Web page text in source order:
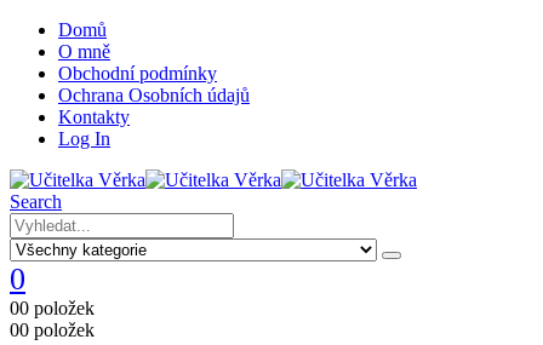
Domů
O mně
Obchodní podmínky
Ochrana Osobních údajů
Kontakty
Log In
Search
0
00 položek
00 položek